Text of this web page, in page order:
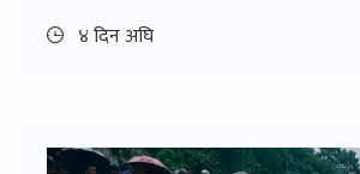
४ दिन अघि